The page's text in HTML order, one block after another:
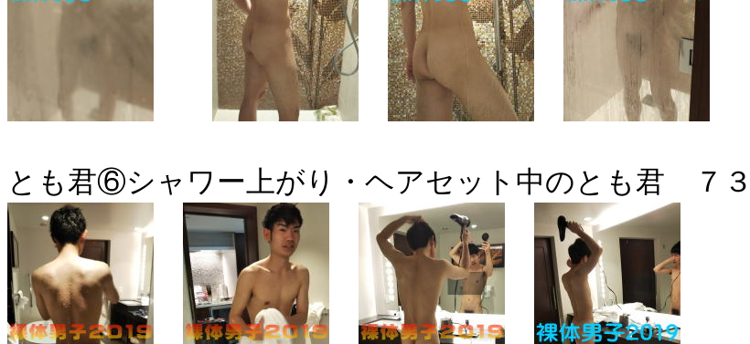
とも君⑥シャワー上がり・ヘアセット中のとも君 ７